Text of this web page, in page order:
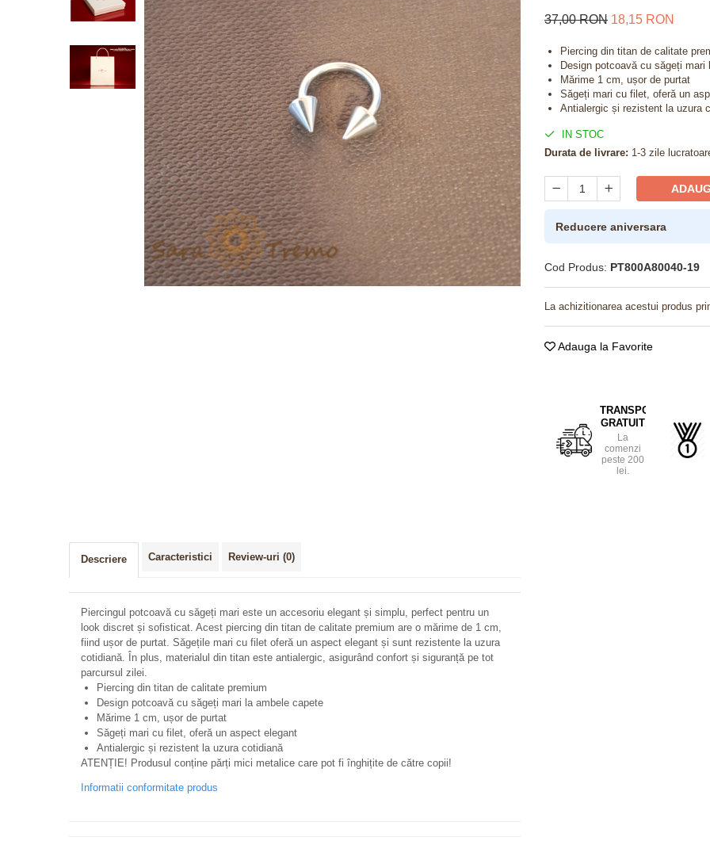
Bijuterii pentru barbati
Bijuterii din argint placate cu aur
37,00 RON 18,15 RON
Piercing din titan de calitate
Design potcoavă cu săgeți mari
Mărime 1 cm, ușor de purtat
Săgeți mari cu filet, oferă un
Antialergic și rezistent la uzura
IN STOC
Durata de livrare: 1-3 zile
Reducere aniversara
Cod Produs: PT800A80040-19
La achizitionarea acestui produs
Adauga la Favorite
TRANSPORT
GRATUIT
La
comenzi
peste 200
lei.
Descriere Caracteristici Review-uri (0)
Piercingul potcoavă cu săgeți mari este un accesoriu elegant și simplu, perfect pentru un
look discret și sofisticat. Acest piercing din titan de calitate premium are o mărime de 1 cm,
fiind ușor de purtat. Săgețile mari cu filet oferă un aspect elegant și sunt rezistente la uzura
cotidiană. În plus, materialul din titan este antialergic, asigurând confort și siguranță pe tot
parcursul zilei.
Piercing din titan de calitate premium
Design potcoavă cu săgeți mari la ambele capete
Mărime 1 cm, ușor de purtat
Săgeți mari cu filet, oferă un aspect elegant
Antialergic și rezistent la uzura cotidiană
ATENȚIE! Produsul conține părți mici metalice care pot fi înghițite de către copii!
Informatii conformitate produs